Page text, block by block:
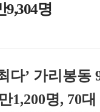
9,304명
다’ 가리봉동
1,200명, 70